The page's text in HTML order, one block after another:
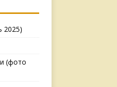
2025)
(фото